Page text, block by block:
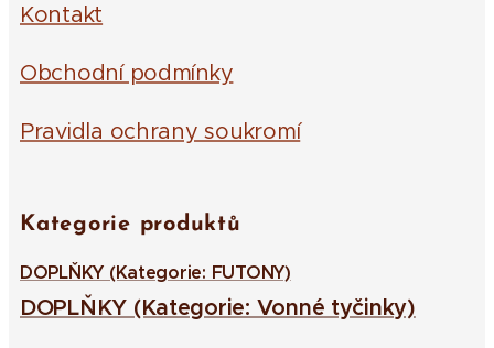
Kontakt
Obchodní podmínky
Pravidla ochrany soukromí
Kategorie produktů
DOPLŇKY (Kategorie: FUTONY)
DOPLŇKY (Kategorie: Vonné tyčinky)